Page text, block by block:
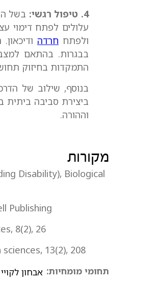
4. טיפול רגשי:
בשל
עלולים לפתח דימוי
ולפתח חרדה
בבגרות. בהתאם
התמקדות בחיזוק
בנוסף, שילוב של
ביצירת סביבה
וההורה.
מקורות
Disability), Biological
Publishing
8(2), 26
13(2), 208
תחומי מומחיות: אבחון